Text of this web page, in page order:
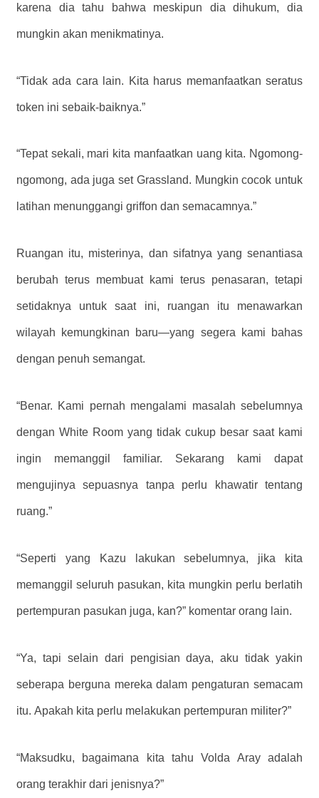
karena dia tahu bahwa meskipun dia dihukum, dia
mungkin akan menikmatinya.
“Tidak ada cara lain. Kita harus memanfaatkan seratus
token ini sebaik-baiknya.”
“Tepat sekali, mari kita manfaatkan uang kita. Ngomong-
ngomong, ada juga set Grassland. Mungkin cocok untuk
latihan menunggangi griffon dan semacamnya.”
Ruangan itu, misterinya, dan sifatnya yang senantiasa
berubah terus membuat kami terus penasaran, tetapi
setidaknya untuk saat ini, ruangan itu menawarkan
wilayah kemungkinan baru—yang segera kami bahas
dengan penuh semangat.
“Benar. Kami pernah mengalami masalah sebelumnya
dengan White Room yang tidak cukup besar saat kami
ingin memanggil familiar. Sekarang kami dapat
mengujinya sepuasnya tanpa perlu khawatir tentang
ruang.”
“Seperti yang Kazu lakukan sebelumnya, jika kita
memanggil seluruh pasukan, kita mungkin perlu berlatih
pertempuran pasukan juga, kan?” komentar orang lain.
“Ya, tapi selain dari pengisian daya, aku tidak yakin
seberapa berguna mereka dalam pengaturan semacam
itu. Apakah kita perlu melakukan pertempuran militer?”
“Maksudku, bagaimana kita tahu Volda Aray adalah
orang terakhir dari jenisnya?”